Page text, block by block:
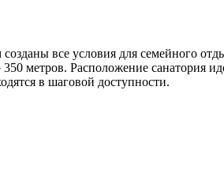
все условия для семейного
метров. Расположение санатория
в шаговой доступности.